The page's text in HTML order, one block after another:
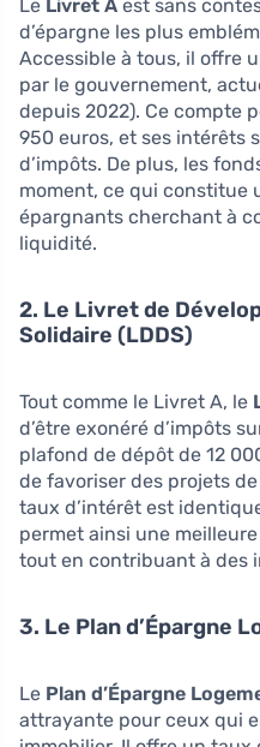
Le Livret A est sans
d’épargne les plus
Accessible à tous, il offre
par le gouvernement,
depuis 2022). Ce compte
950 euros, et ses intérêts
d’impôts. De plus, les
moment, ce qui constitue
épargnants cherchant à
liquidité.
2. Le Livret de
Solidaire (LDDS)
Tout comme le Livret A, le
d’être exonéré d’impôts
plafond de dépôt de 12
de favoriser des projets
taux d’intérêt est
permet ainsi une
tout en contribuant à des
3. Le Plan d’Épargne
Le Plan d’Épargne
attrayante pour ceux qui